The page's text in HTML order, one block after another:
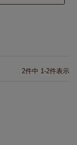
2件中 1-2件表示